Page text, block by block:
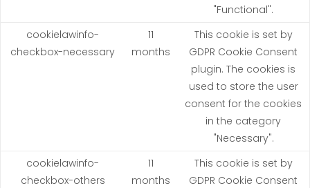
"Functional".
cookielawinfo-
checkbox-necessary
11
months
This cookie is set by
GDPR Cookie Consent
plugin. The cookies is
used to store the user
consent for the cookies
in the category
"Necessary".
cookielawinfo-
checkbox-others
11
months
This cookie is set by
GDPR Cookie Consent